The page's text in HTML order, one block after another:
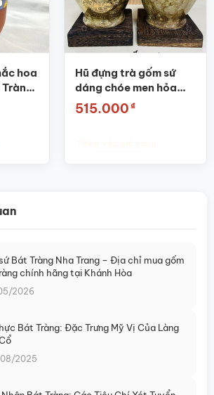
hoa
Hũ đựng trà gốm sứ
dáng chóe men hỏa
biến thiên nâu họa tiết
thuận buồm xuôi gió
515.000 ₫
Bát Tràng Nha Trang – Địa chỉ mua gốm
chính hãng tại Khánh Hòa
2026
Bát Tràng: Đặc Trưng Mỹ Vị Của Làng
2025